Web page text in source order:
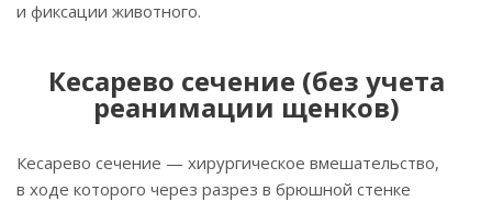
и фиксации животного.
Кесарево сечение (без учета
реанимации щенков)
Кесарево сечение — хирургическое вмешательство,
в ходе которого через разрез в брюшной стенке